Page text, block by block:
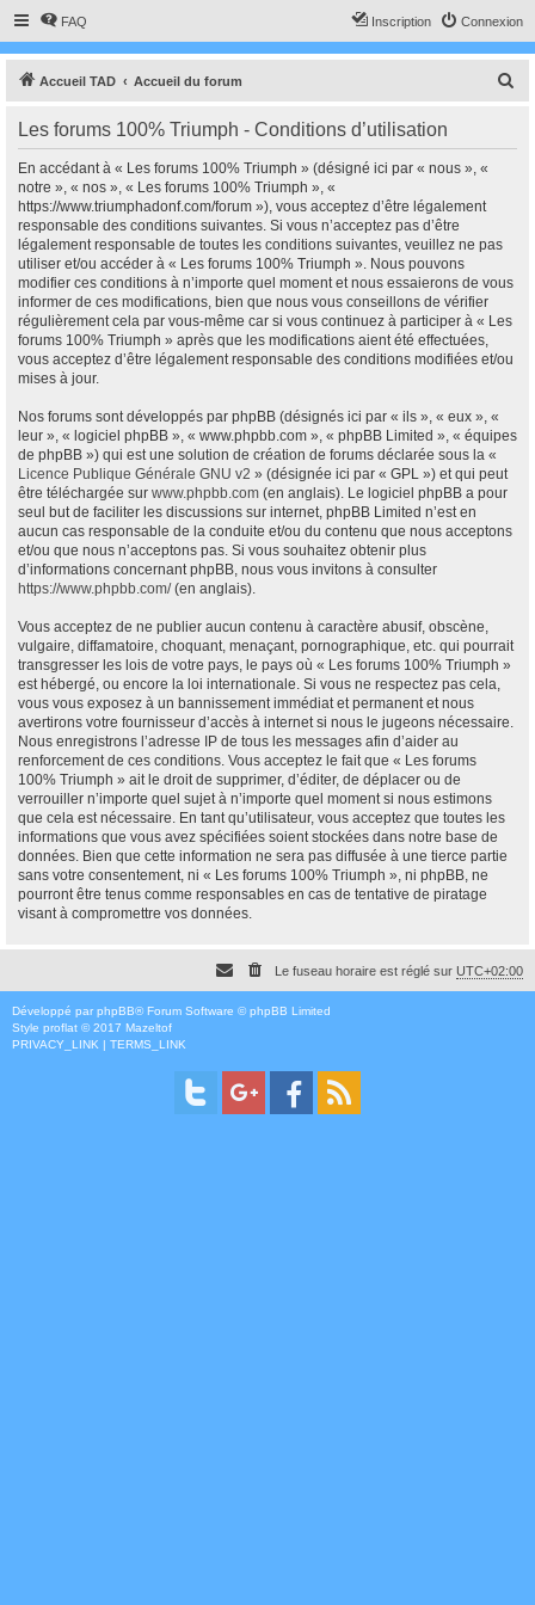
FAQ Connexion
Inscription
Accueil TAD Accueil du forum
Les forums 100% Triumph - Conditions d’utilisation
En accédant à « Les forums 100% Triumph » (désigné ici par « nous », «
notre », « nos », « Les forums 100% Triumph », «
https://www.triumphadonf.com/forum »), vous acceptez d’être légalement
responsable des conditions suivantes. Si vous n’acceptez pas d’être
légalement responsable de toutes les conditions suivantes, veuillez ne pas
utiliser et/ou accéder à « Les forums 100% Triumph ». Nous pouvons
modifier ces conditions à n’importe quel moment et nous essaierons de vous
informer de ces modifications, bien que nous vous conseillons de vérifier
régulièrement cela par vous-même car si vous continuez à participer à « Les
forums 100% Triumph » après que les modifications aient été effectuées,
vous acceptez d’être légalement responsable des conditions modifiées et/ou
mises à jour.
Nos forums sont développés par phpBB (désignés ici par « ils », « eux », «
leur », « logiciel phpBB », « www.phpbb.com », « phpBB Limited », « équipes
de phpBB ») qui est une solution de création de forums déclarée sous la «
Licence Publique Générale GNU v2 » (désignée ici par « GPL ») et qui peut
être téléchargée sur www.phpbb.com (en anglais). Le logiciel phpBB a pour
seul but de faciliter les discussions sur internet, phpBB Limited n’est en
aucun cas responsable de la conduite et/ou du contenu que nous acceptons
et/ou que nous n’acceptons pas. Si vous souhaitez obtenir plus
d’informations concernant phpBB, nous vous invitons à consulter
https://www.phpbb.com/(en anglais).
Vous acceptez de ne publier aucun contenu à caractère abusif, obscène,
vulgaire, diffamatoire, choquant, menaçant, pornographique, etc. qui pourrait
transgresser les lois de votre pays, le pays où « Les forums 100% Triumph »
est hébergé, ou encore la loi internationale. Si vous ne respectez pas cela,
vous vous exposez à un bannissement immédiat et permanent et nous
avertirons votre fournisseur d’accès à internet si nous le jugeons nécessaire.
Nous enregistrons l’adresse IP de tous les messages afin d’aider au
renforcement de ces conditions. Vous acceptez le fait que « Les forums
100% Triumph » ait le droit de supprimer, d’éditer, de déplacer ou de
verrouiller n’importe quel sujet à n’importe quel moment si nous estimons
que cela est nécessaire. En tant qu’utilisateur, vous acceptez que toutes les
informations que vous avez spécifiées soient stockées dans notre base de
données. Bien que cette information ne sera pas diffusée à une tierce partie
sans votre consentement, ni « Les forums 100% Triumph », ni phpBB, ne
pourront être tenus comme responsables en cas de tentative de piratage
visant à compromettre vos données.
Le fuseau horaire est réglé sur UTC+02:00
Développé par phpBB® Forum Software © phpBB Limited
Style proflat © 2017 Mazeltof
PRIVACY_LINK | TERMS_LINK